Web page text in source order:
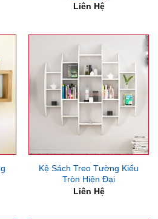
Liên Hệ
Kệ Sách Treo Tường Kiểu
Tròn Hiện Đại
Liên Hệ